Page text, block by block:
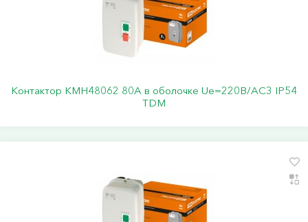
Контактор КМН48062 80А в оболочке Ue=220В/АC3 IP54
TDM